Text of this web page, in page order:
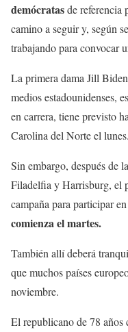
demócratasde referencia
camino a seguir y, según
trabajando para convocar
La primera dama Jill
medios estadounidenses,
en carrera, tiene previsto
Carolina del Norte el lunes.
Sin embargo, después de
Filadelfia y Harrisburg, el
campaña para participar
comienza el martes.
También allí deberá
que muchos países
noviembre.
El republicano de 78